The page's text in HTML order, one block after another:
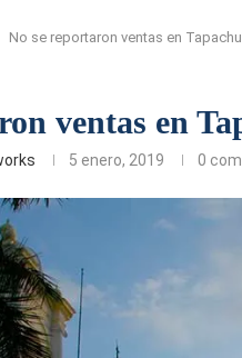
No se reportaron ventas en
ventas en
5 enero, 2019 0